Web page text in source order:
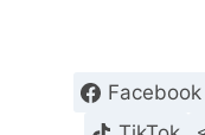
Facebook